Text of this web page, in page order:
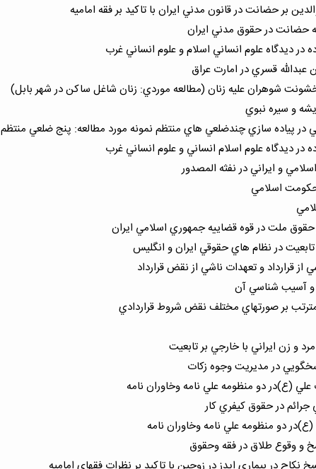
بر حضانت در قانون مدني ايران با تاكيد بر فقه اماميه
حضانت در حقوق مدني ايران
در ديدگاه علوم انساني اسلام و علوم انساني غرب
عبدالله قسري در امارت عراق
شوهران عليه زنان (مطالعه موردي: زنان شاغل ساكن در شهر بابل)
و سيره نبوي
پياده سازي چندضلعي هاي منتظم نمونه مورد مطالعه: پنج ضلعي منتظم
در ديدگاه علوم اسلام انساني و علوم انساني غرب
و ايراني در نفثه المصدور
اسلامي
ملت در قوه قضاييه جمهوري اسلامي ايران
در نظام هاي حقوقي ايران و انگليس
از قرارداد و تعهدات ناشي از نقض قرارداد
و آسيب شناسي آن
بر صورتهاي مختلف نقض شروط قراردادي
و زن ايراني با خارجي بر تابعيت
در مديريت وجوه زكات
(ع)در دو منظومه علي نامه وخاوران نامه
جرائم در حقوق كيفري كار
دو منظومه علي نامه وخاوران نامه
و وقوع طلاق در فقه وحقوق